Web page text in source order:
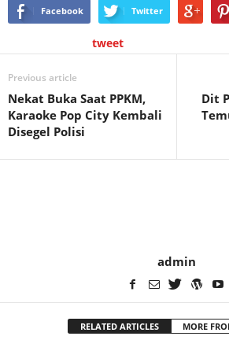
Facebook Twitter
tweet
Previous article
Nekat Buka Saat PPKM,
Karaoke Pop City Kembali
Disegel Polisi
Dit
admin
RELATED ARTICLES MORE